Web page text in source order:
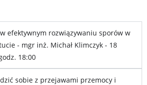
efektywnym rozwiązywaniu sporów w
- mgr inż. Michał Klimczyk - 18
18:00
sobie z przejawami przemocy i